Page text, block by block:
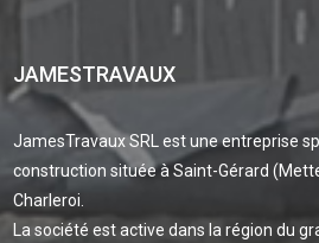
JAMESTRAVAUX
JamesTravaux SRL est une entreprise
construction située à Saint-Gérard
Charleroi.
La société est active dans la région du